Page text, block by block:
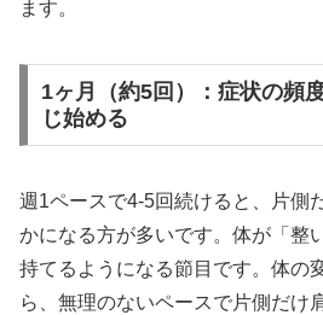
ます。
1ヶ月（約5回）：症状の頻
じ始める
週1ペースで4-5回続けると、片側
かになる方が多いです。体が「整
持てるようになる節目です。体の
ら、無理のないペースで片側だけ